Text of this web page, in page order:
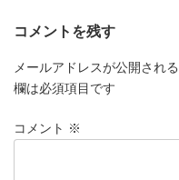
コメントを残す
メールアドレスが公開され
欄は必須項目です
コメント ※